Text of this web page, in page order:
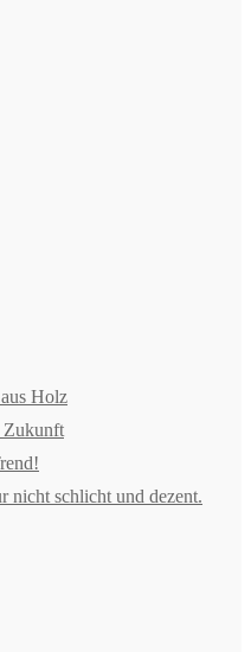
Holz
Zukunft
nicht schlicht und dezent.